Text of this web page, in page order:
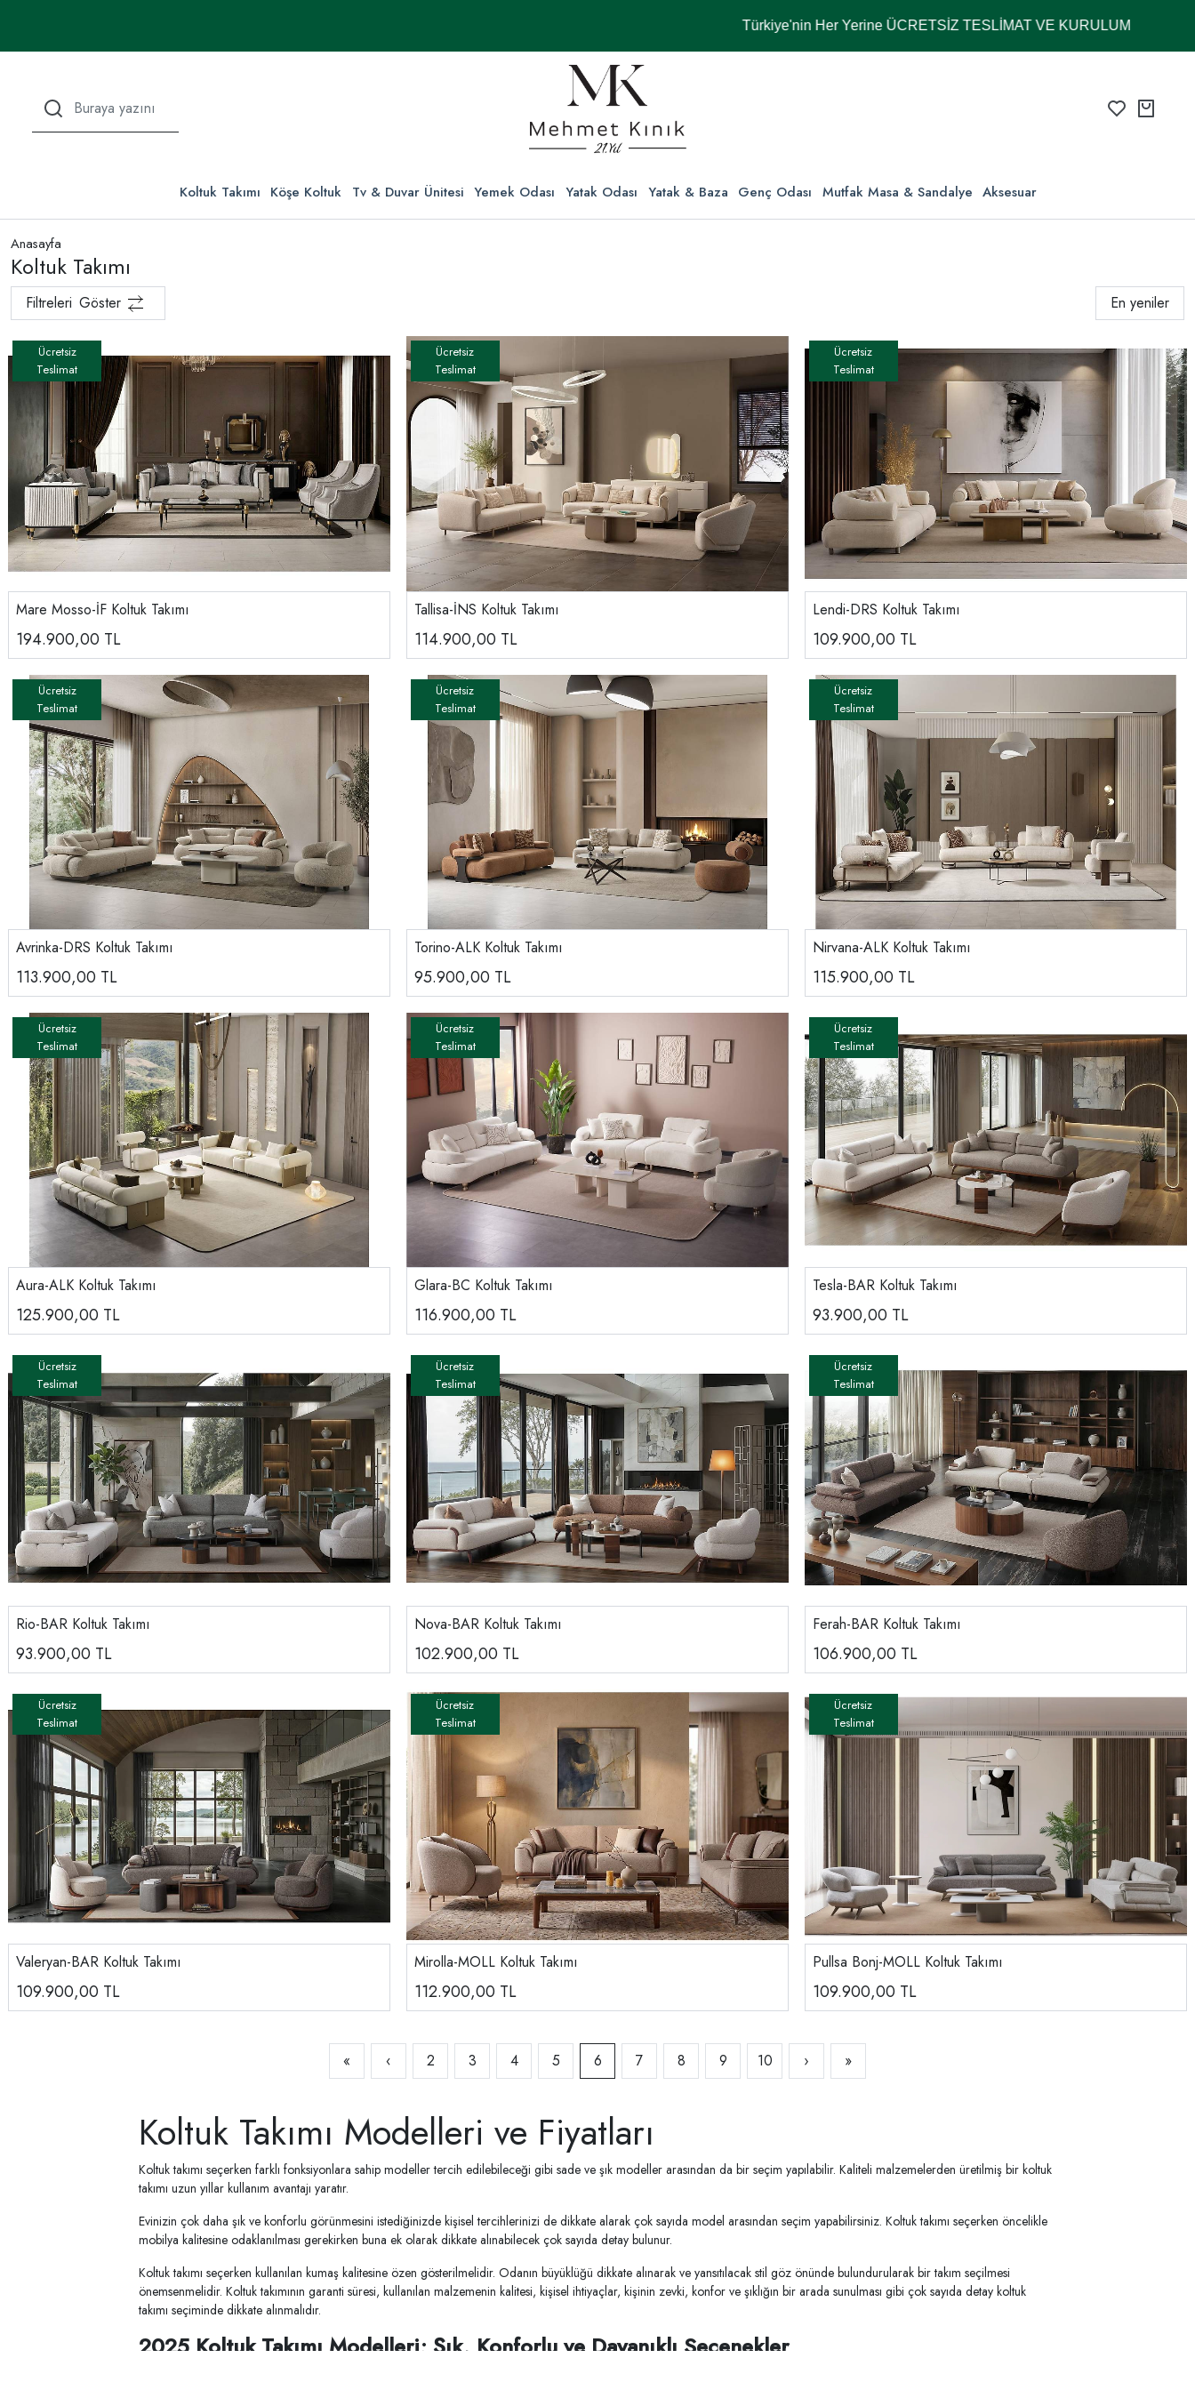
Türkiye'nin Her Yerine ÜCRETSİZ TESLİMAT VE KURULUM
Koltuk Takımı Köşe Koltuk Tv & Duvar Ünitesi Yemek Odası Yatak Odası Yatak & Baza Genç Odası Mutfak Masa & Sandalye Aksesuar
Anasayfa
Koltuk Takımı
Filtreleri Göster En yeniler
Mare Mosso-İF Koltuk Takımı
194.900,00 TL
Tallisa-İNS Koltuk Takımı
114.900,00 TL
Lendi-DRS Koltuk Takımı
109.900,00 TL
Avrinka-DRS Koltuk Takımı
113.900,00 TL
Torino-ALK Koltuk Takımı
95.900,00 TL
Nirvana-ALK Koltuk Takımı
115.900,00 TL
Aura-ALK Koltuk Takımı
125.900,00 TL
Glara-BC Koltuk Takımı
116.900,00 TL
Tesla-BAR Koltuk Takımı
93.900,00 TL
Rio-BAR Koltuk Takımı
93.900,00 TL
Nova-BAR Koltuk Takımı
102.900,00 TL
Ferah-BAR Koltuk Takımı
106.900,00 TL
Valeryan-BAR Koltuk Takımı
109.900,00 TL
Mirolla-MOLL Koltuk Takımı
112.900,00 TL
Pullsa Bonj-MOLL Koltuk Takımı
109.900,00 TL
« ‹ 2 3 4 5 6 7 8 9 10 › »
Koltuk Takımı Modelleri ve Fiyatları
Koltuk takımı seçerken farklı fonksiyonlara sahip modeller tercih edilebileceği gibi sade ve şık modeller arasından da bir seçim yapılabilir. Kaliteli malzemelerden üretilmiş bir koltuk
takımı uzun yıllar kullanım avantajı yaratır.
Evinizin çok daha şık ve konforlu görünmesini istediğinizde kişisel tercihlerinizi de dikkate alarak çok sayıda model arasından seçim yapabilirsiniz. Koltuk takımı seçerken öncelikle
mobilya kalitesine odaklanılması gerekirken buna ek olarak dikkate alınabilecek çok sayıda detay bulunur.
Koltuk takımı seçerken kullanılan kumaş kalitesine özen gösterilmelidir. Odanın büyüklüğü dikkate alınarak ve yansıtılacak stil göz önünde bulundurularak bir takım seçilmesi
önemsenmelidir. Koltuk takımının garanti süresi, kullanılan malzemenin kalitesi, kişisel ihtiyaçlar, kişinin zevki, konfor ve şıklığın bir arada sunulması gibi çok sayıda detay koltuk
takımı seçiminde dikkate alınmalıdır.
2025 Koltuk Takımı Modelleri; Şık, Konforlu ve Dayanıklı Seçenekler